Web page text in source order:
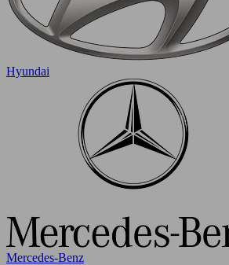
Hyundai
Mercedes-Benz